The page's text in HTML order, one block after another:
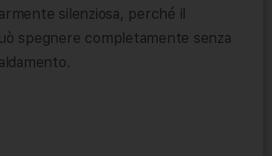
silenziosa, perché il
spegnere completamente senza